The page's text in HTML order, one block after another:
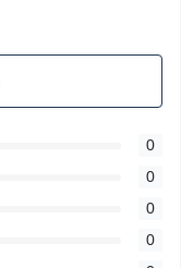
0
0
0
0